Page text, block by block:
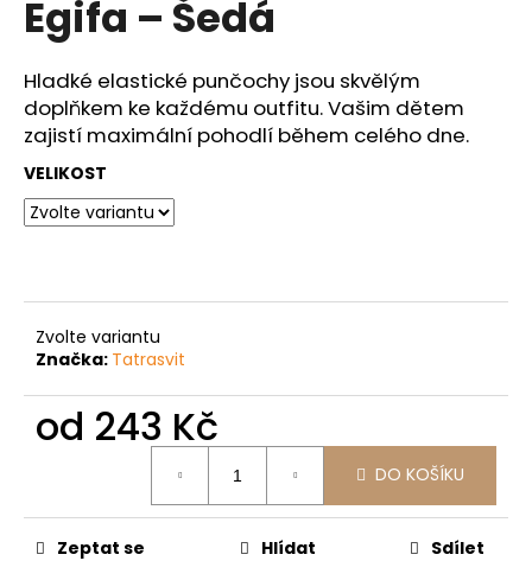
Egifa – Šedá
Hladké elastické punčochy jsou skvělým
doplňkem ke každému outfitu. Vašim dětem
zajistí maximální pohodlí během celého dne.
VELIKOST
Zvolte variantu
Značka: Tatrasvit
od 243 Kč
DO KOŠÍKU
Zeptat se Hlídat Sdílet
a
í
t
?
o
p
u
č
u